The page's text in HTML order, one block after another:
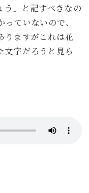
う」と記すべきなの
ていないので、
りますがこれは花
文字だろうと見ら